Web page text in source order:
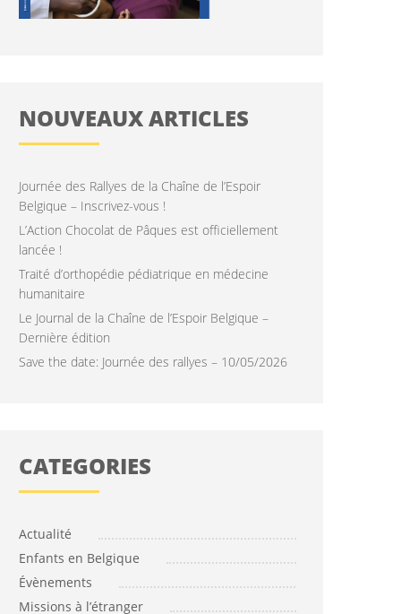
NOUVEAUX ARTICLES
Journée des Rallyes de la Chaîne de l’Espoir
Belgique – Inscrivez-vous !
L’Action Chocolat de Pâques est officiellement
lancée !
Traité d’orthopédie pédiatrique en médecine
humanitaire
Le Journal de la Chaîne de l’Espoir Belgique –
Dernière édition
Save the date: Journée des rallyes – 10/05/2026
CATÉGORIES
Actualité
Enfants en Belgique
Évènements
Missions à l’étranger